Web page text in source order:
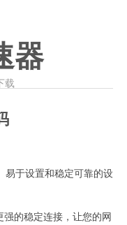
器
载
于设置和稳定可靠的设
的稳定连接，让您的网